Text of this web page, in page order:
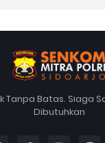
Tanpa Batas. Siaga
Dibutuhkan